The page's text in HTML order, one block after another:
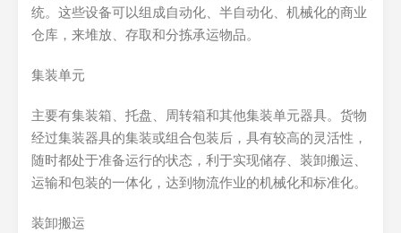
统。这些设备可以组成自动化、半自动化、机械化的商业
仓库，来堆放、存取和分拣承运物品。
集装单元
主要有集装箱、托盘、周转箱和其他集装单元器具。货物
经过集装器具的集装或组合包装后，具有较高的灵活性，
随时都处于准备运行的状态，利于实现储存、装卸搬运、
运输和包装的一体化，达到物流作业的机械化和标准化。
装卸搬运